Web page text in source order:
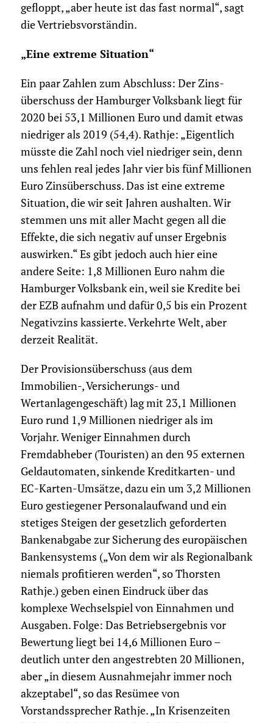
gefloppt, „aber heute ist das fast normal“, sagt
die Vertriebsvorständin.
„Eine extreme Situation“
Ein paar Zahlen zum Abschluss: Der Zins­
überschuss der Hamburger Volksbank liegt für
2020 bei 53,1 Millionen Euro und damit etwas
niedriger als 2019 (54,4). Rathje: „Eigentlich
müsste die Zahl noch viel niedriger sein, denn
uns fehlen real jedes Jahr vier bis fünf Millionen
Euro Zinsüberschuss. Das ist eine extreme
Situation, die wir seit Jahren aushalten. Wir
stemmen uns mit aller Macht gegen all die
Effekte, die sich negativ auf unser Ergebnis
auswirken.“ Es gibt jedoch auch hier eine
andere Seite: 1,8 Millionen Euro nahm die
Hamburger Volksbank ein, weil sie Kredite bei
der EZB aufnahm und dafür 0,5 bis ein Prozent
Negativzins kassierte. Verkehrte Welt, aber
derzeit Realität.
Der Provisionsüberschuss (aus dem
Immobilien-, Versicherungs- und
Wertanlagengeschäft) lag mit 23,1 Millionen
Euro rund 1,9 Millionen niedriger als im
Vorjahr. Weniger Einnahmen durch
Fremdabheber (Touristen) an den 95 externen
Geldautomaten, sinkende Kreditkarten- und
EC-Karten-Umsätze, dazu ein um 3,2 Millionen
Euro gestiegener Personalaufwand und ein
stetiges Steigen der gesetzlich geforderten
Bankenabgabe zur Sicherung des europäischen
Bankensystems („Von dem wir als Regionalbank
niemals profitieren werden“, so Thorsten
Rathje.) geben einen Eindruck über das
komplexe Wechselspiel von Einnahmen und
Ausgaben. Folge: Das Betriebsergebnis vor
Bewertung liegt bei 14,6 Millionen Euro –
deutlich unter den angestrebten 20 Millionen,
aber „in diesem Ausnahmejahr immer noch
akzeptabel“, so das Resümee von
Vorstandssprecher Rathje. „In Krisenzeiten